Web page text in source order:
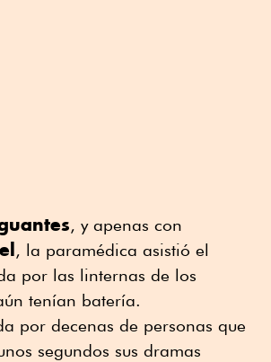
, y apenas con
, la paramédica asistió el
por las linternas de los
tenían batería.
por decenas de personas que
segundos sus dramas